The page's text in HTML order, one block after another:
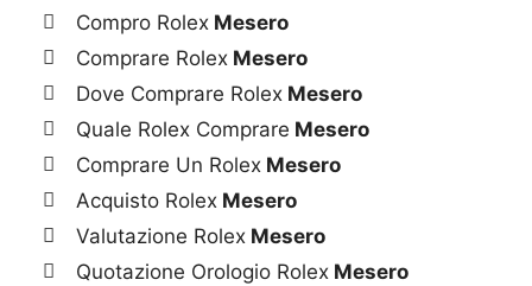
Compro Rolex Mesero
Comprare Rolex Mesero
Dove Comprare Rolex Mesero
Quale Rolex Comprare Mesero
Comprare Un Rolex Mesero
Acquisto Rolex Mesero
Valutazione Rolex Mesero
Quotazione Orologio Rolex Mesero